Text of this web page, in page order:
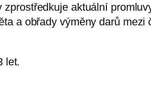
aktuální
a obřady výměny darů mezi
let.